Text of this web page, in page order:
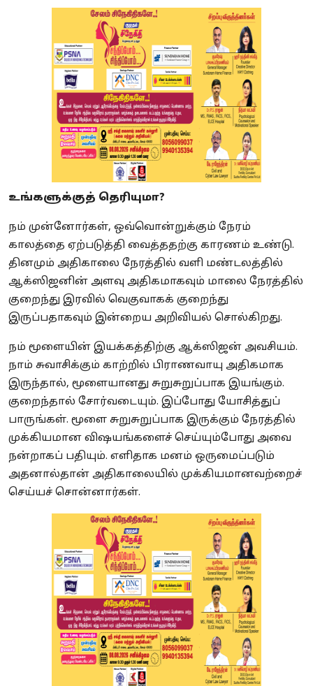
உங்களுக்குத் தெரியுமா?
நம் முன்னோர்கள், ஒவ்வொன்றுக்கும் நேரம்
காலத்தை ஏற்படுத்தி வைத்ததற்கு காரணம் உண்டு.
தினமும் அதிகாலை நேரத்தில் வளி மண்டலத்தில்
ஆக்ஸிஜனின் அளவு அதிகமாகவும் மாலை நேரத்தில்
குறைந்து இரவில் வெகுவாகக் குறைந்து
இருப்பதாகவும் இன்றைய அறிவியல் சொல்கிறது.
நம் மூளையின் இயக்கத்திற்கு ஆக்ஸிஜன் அவசியம்.
நாம் சுவாசிக்கும் காற்றில் பிராணவாயு அதிகமாக
இருந்தால், மூளையானது சுறுசுறுப்பாக இயங்கும்.
குறைந்தால் சோர்வடையும். இப்போது யோசித்துப்
பாருங்கள். மூளை சுறுசுறுப்பாக இருக்கும் நேரத்தில்
முக்கியமான விஷயங்களைச் செய்யும்போது அவை
நன்றாகப் பதியும். எளிதாக மனம் ஒருமைப்படும்
அதனால்தான் அதிகாலையில் முக்கியமானவற்றைச்
செய்யச் சொன்னார்கள்.